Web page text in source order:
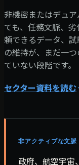
非機密またはデュ
ても、任務文脈、
頼できるデータ、
の維持が、まだ一
ていない段階です。
セクター資料を読む
非アクティブな文脈
政府、航空宇宙